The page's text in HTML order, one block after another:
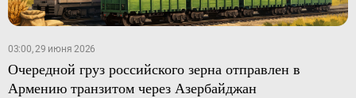
03:00, 29 июня 2026
Очередной груз российского зерна отправлен в
Армению транзитом через Азербайджан